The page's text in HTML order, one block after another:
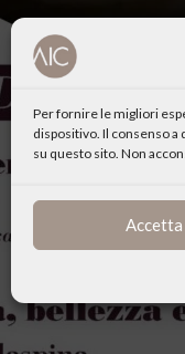
Per fornire le migliori
dispositivo. Il consenso
su questo sito. Non
Accetta